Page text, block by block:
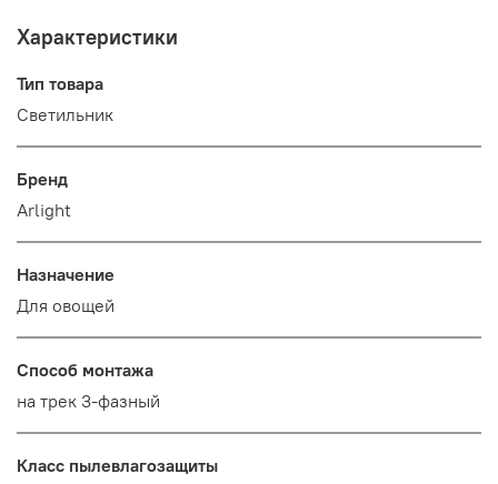
Характеристики
Тип товара
Светильник
Бренд
Arlight
Назначение
Для овощей
Способ монтажа
на трек 3-фазный
Класс пылевлагозащиты